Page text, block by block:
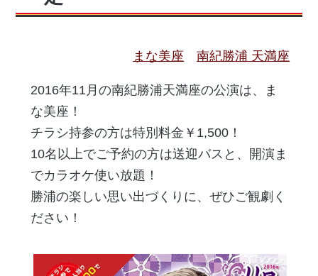
まな美座 南紀勝浦 天満座
2016年11月の南紀勝浦天満座の公演は、ま
な美座！
チラシ持参の方は特別料金￥1,500！
10名以上でご予約の方は送迎バスと、開演ま
でカラオケ使い放題！
勝浦の楽しい思い出づくりに、ぜひご観劇く
ださい！